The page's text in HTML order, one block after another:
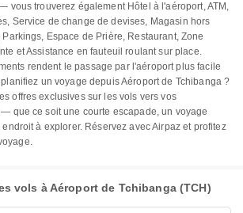
vous trouverez également Hôtel à l'aéroport, ATM,
Service de change de devises, Magasin hors
Espace de Prière, Restaurant, Zone
et Assistance en fauteuil roulant sur place.
rendent le passage par l'aéroport plus facile
un voyage depuis Aéroport de Tchibanga ?
offres exclusives sur les vols vers vos
que ce soit une courte escapade, un voyage
à explorer. Réservez avec Airpaz et profitez
vols à Aéroport de Tchibanga (TCH)